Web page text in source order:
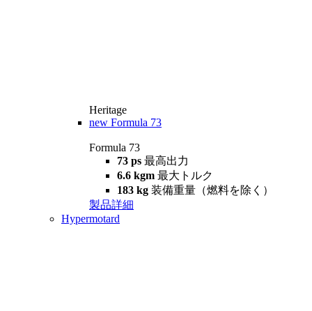
Heritage
new Formula 73
Formula 73
73 ps 最高出力
6.6 kgm 最大トルク
183 kg 装備重量（燃料を除く）
製品詳細
Hypermotard